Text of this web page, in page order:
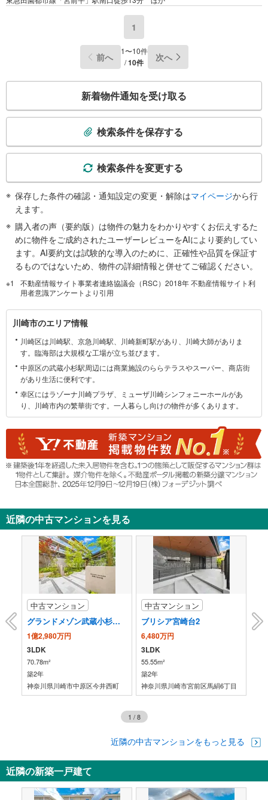
1
前へ
1〜10件
/10件 次へ
検
件
通
知
け
条
を
マ
存
す
新着物件通知を受け取る
検索条件を保存する
検索条件を変更する
保存した条件の確認・通知設定の変更・解除はマイページから行
えます。
購入者の声（要約版）は物件の魅力をわかりやすくお伝えするた
めに物件をご成約されたユーザーレビューをAIにより要約してい
ます。AI要約文は試験的な導入のために、正確性や品質を保証す
るものではないため、物件の詳細情報と併せてご確認ください。
不動産情報サイト事業者連絡協議会（RSC）2018年 不動産情報サイト利
用者意識アンケートより引用
川
崎
市
に
関
す
る
川崎市のエリア情報
川崎区は川崎駅、京急川崎駅、川崎新町駅があり、川崎大師がありま
す。臨海部は大規模な工場が立ち並びます。
中原区の武蔵小杉駅周辺には商業施設のららテラスやスーパー、商店街
があり生活に便利です。
幸区にはラゾーナ川崎プラザ、ミューザ川崎シンフォニーホールがあ
り、川崎市内の繁華街です。一人暮らし向けの物件が多くあります。
近隣の中古マンションを見る
デンスアベニュー参番館
中古マンション
グランドメゾン武蔵小杉の杜
1億2,980万円
3LDK
70.78m²
築2年
神奈川県川崎市中原区今井西町
中古マンション
ブリシア宮崎台2
6,480万円
3LDK
55.55m²
築2年
神奈川県川崎市宮前区馬絹6丁目
1 /8
近隣の中古マンションをもっと見る
近隣の新築一戸建て